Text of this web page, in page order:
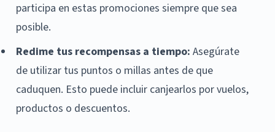
participa en estas promociones siempre que sea
posible.
Redime tus recompensas a tiempo: Asegúrate
de utilizar tus puntos o millas antes de que
caduquen. Esto puede incluir canjearlos por vuelos,
productos o descuentos.